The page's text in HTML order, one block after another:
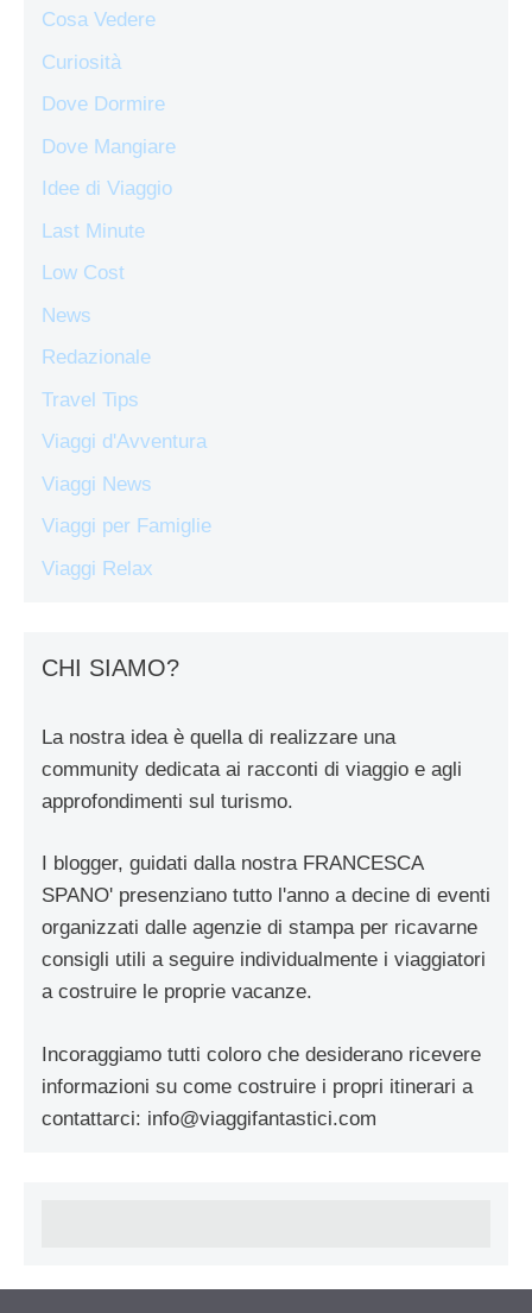
Cosa Vedere
Curiosità
Dove Dormire
Dove Mangiare
Idee di Viaggio
Last Minute
Low Cost
News
Redazionale
Travel Tips
Viaggi d'Avventura
Viaggi News
Viaggi per Famiglie
Viaggi Relax
CHI SIAMO?
La nostra idea è quella di realizzare una
community dedicata ai racconti di viaggio e agli
approfondimenti sul turismo.
I blogger, guidati dalla nostra FRANCESCA
SPANO' presenziano tutto l'anno a decine di eventi
organizzati dalle agenzie di stampa per ricavarne
consigli utili a seguire individualmente i viaggiatori
a costruire le proprie vacanze.
Incoraggiamo tutti coloro che desiderano ricevere
informazioni su come costruire i propri itinerari a
contattarci: info@viaggifantastici.com